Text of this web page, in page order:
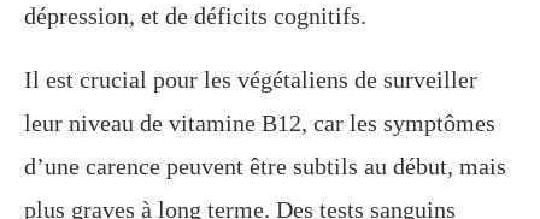
dépression, et de déficits cognitifs.
Il est crucial pour les végétaliens de surveiller
leur niveau de vitamine B12, car les symptômes
d’une carence peuvent être subtils au début, mais
plus graves à long terme. Des tests sanguins